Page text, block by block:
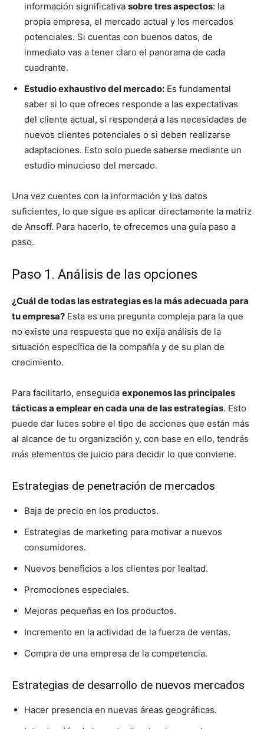
información significativa sobre tres aspectos: la
propia empresa, el mercado actual y los mercados
potenciales. Si cuentas con buenos datos, de
inmediato vas a tener claro el panorama de cada
cuadrante.
Estudio exhaustivo del mercado: Es fundamental
saber si lo que ofreces responde a las expectativas
del cliente actual, si responderá a las necesidades de
nuevos clientes potenciales o si deben realizarse
adaptaciones. Esto solo puede saberse mediante un
estudio minucioso del mercado.
Una vez cuentes con la información y los datos
suficientes, lo que sigue es aplicar directamente la matriz
de Ansoff. Para hacerlo, te ofrecemos una guía paso a
paso.
Paso 1. Análisis de las opciones
¿Cuál de todas las estrategias es la más adecuada para
tu empresa? Esta es una pregunta compleja para la que
no existe una respuesta que no exija análisis de la
situación específica de la compañía y de su plan de
crecimiento.
Para facilitarlo, enseguida exponemos las principales
tácticas a emplear en cada una de las estrategias. Esto
puede dar luces sobre el tipo de acciones que están más
al alcance de tu organización y, con base en ello, tendrás
más elementos de juicio para decidir lo que conviene.
Estrategias de penetración de mercados
Baja de precio en los productos.
Estrategias de marketing para motivar a nuevos
consumidores.
Nuevos beneficios a los clientes por lealtad.
Promociones especiales.
Mejoras pequeñas en los productos.
Incremento en la actividad de la fuerza de ventas.
Compra de una empresa de la competencia.
Estrategias de desarrollo de nuevos mercados
Hacer presencia en nuevas áreas geográficas.